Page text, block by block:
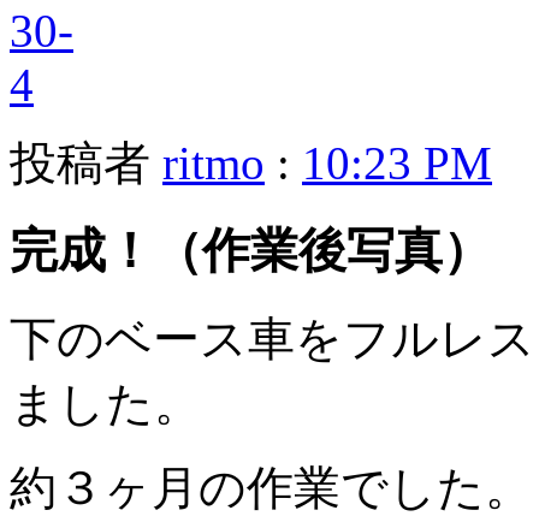
投稿者 ritmo : 10:23 PM
完成！（作業後写真）
下のベース車をフルレ
ました。
約３ヶ月の作業でした。